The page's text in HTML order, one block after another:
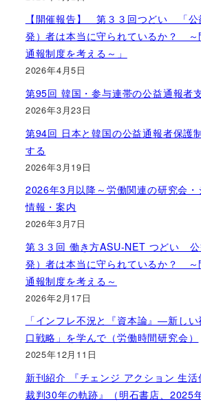
【開催報告】 第３３回つどい 「公
発）者は本当に守られているか？ ～
通報制度を考える～」
2026年4月5日
第95回 韓国・参与連帯の公益通報者
2026年3月23日
第94回 日本と韓国の公益通報者保護
する
2026年3月19日
2026年3月以降～労働関連の研究会
情報・案内
2026年3月7日
第３３回 働き方ASU-NET つどい 公
発）者は本当に守られているか？ ～
通報制度を考える～
2026年2月17日
「インフレ不況と『資本論』―新し
口戦略」を学んで（労働時間研究会）
2025年12月11日
新刊紹介 『チェンジ アクション 生
裁判30年の軌跡』（明石書店、2025